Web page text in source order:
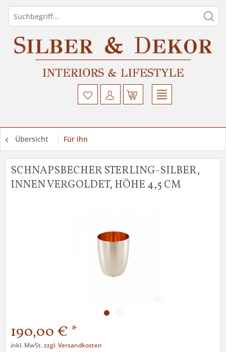
Übersicht Für Ihn
SCHNAPSBECHER STERLING-SILBER,
INNEN VERGOLDET, HÖHE 4,5 CM
190,00 € *
inkl. MwSt.zzgl. Versandkosten